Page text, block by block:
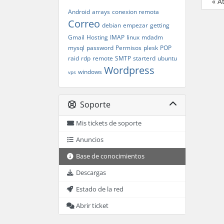
Android arrays conexion remota
Correo debian empezar getting
Gmail Hosting IMAP linux mdadm
mysql password Permisos plesk POP
raid rdp remote SMTP starterd ubuntu
vps windows Wordpress
Soporte
Mis tickets de soporte
Anuncios
Base de conocimientos
Descargas
Estado de la red
Abrir ticket